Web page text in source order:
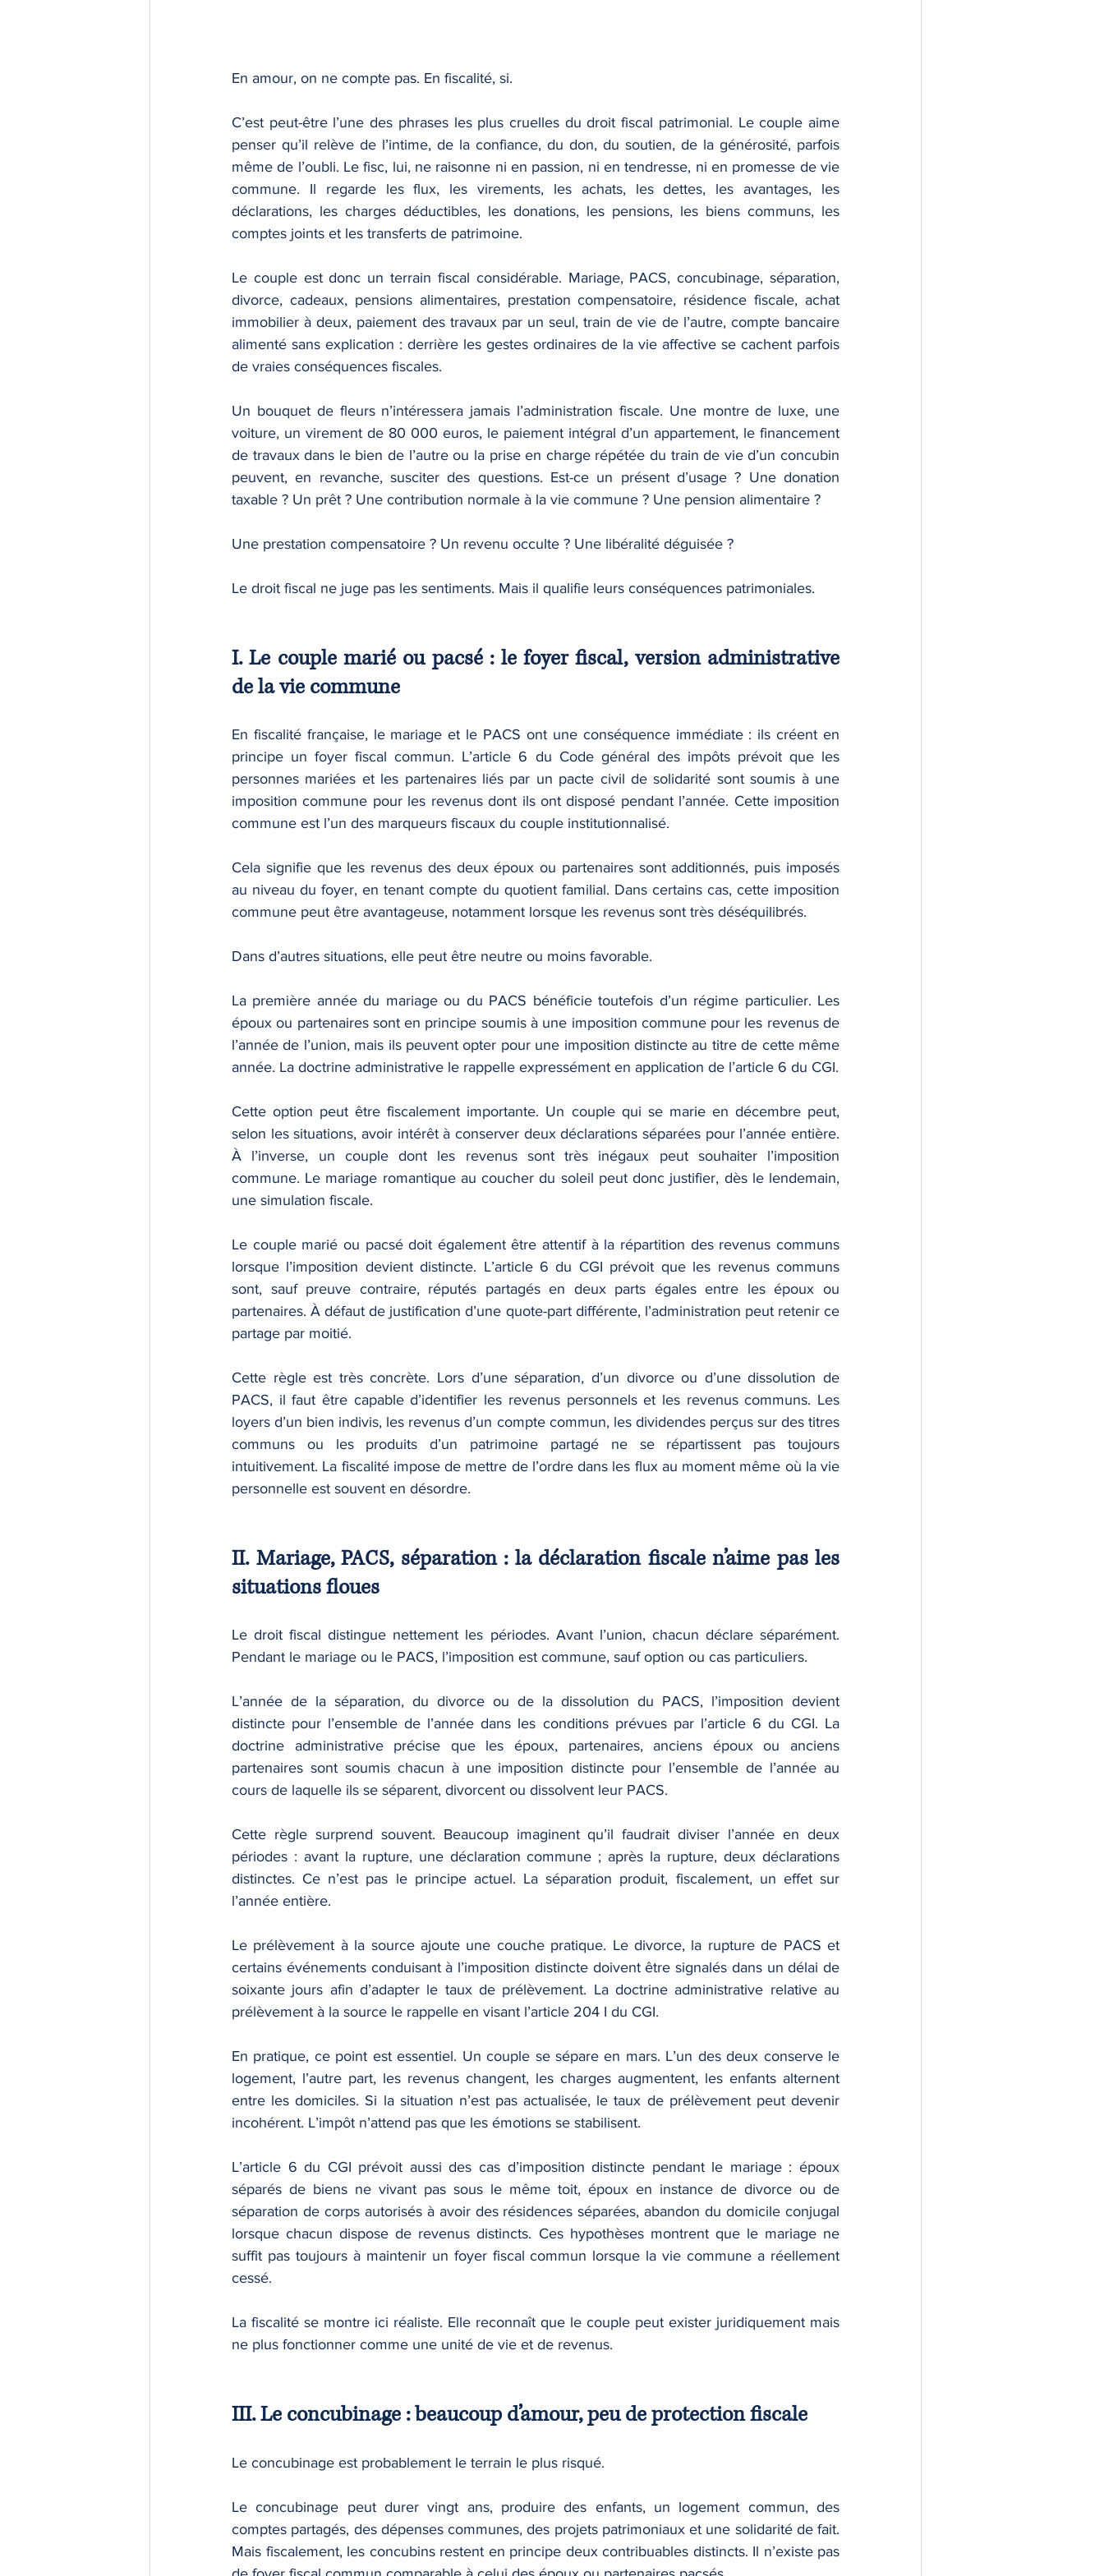
En amour, on ne compte pas. En fiscalité, si.
C’est peut-être l’une des phrases les plus cruelles du droit fiscal patrimonial. Le couple aime
penser qu’il relève de l’intime, de la confiance, du don, du soutien, de la générosité, parfois
même de l’oubli. Le fisc, lui, ne raisonne ni en passion, ni en tendresse, ni en promesse de vie
commune. Il regarde les flux, les virements, les achats, les dettes, les avantages, les
déclarations, les charges déductibles, les donations, les pensions, les biens communs, les
comptes joints et les transferts de patrimoine.
Le couple est donc un terrain fiscal considérable. Mariage, PACS, concubinage, séparation,
divorce, cadeaux, pensions alimentaires, prestation compensatoire, résidence fiscale, achat
immobilier à deux, paiement des travaux par un seul, train de vie de l’autre, compte bancaire
alimenté sans explication : derrière les gestes ordinaires de la vie affective se cachent parfois
de vraies conséquences fiscales.
Un bouquet de fleurs n’intéressera jamais l’administration fiscale. Une montre de luxe, une
voiture, un virement de 80 000 euros, le paiement intégral d’un appartement, le financement
de travaux dans le bien de l’autre ou la prise en charge répétée du train de vie d’un concubin
peuvent, en revanche, susciter des questions. Est-ce un présent d’usage ? Une donation
taxable ? Un prêt ? Une contribution normale à la vie commune ? Une pension alimentaire ?
Une prestation compensatoire ? Un revenu occulte ? Une libéralité déguisée ?
Le droit fiscal ne juge pas les sentiments. Mais il qualifie leurs conséquences patrimoniales.
I. Le couple marié ou pacsé : le foyer fiscal, version administrative
de la vie commune
En fiscalité française, le mariage et le PACS ont une conséquence immédiate : ils créent en
principe un foyer fiscal commun. L’article 6 du Code général des impôts prévoit que les
personnes mariées et les partenaires liés par un pacte civil de solidarité sont soumis à une
imposition commune pour les revenus dont ils ont disposé pendant l’année. Cette imposition
commune est l’un des marqueurs fiscaux du couple institutionnalisé.
Cela signifie que les revenus des deux époux ou partenaires sont additionnés, puis imposés
au niveau du foyer, en tenant compte du quotient familial. Dans certains cas, cette imposition
commune peut être avantageuse, notamment lorsque les revenus sont très déséquilibrés.
Dans d’autres situations, elle peut être neutre ou moins favorable.
La première année du mariage ou du PACS bénéficie toutefois d’un régime particulier. Les
époux ou partenaires sont en principe soumis à une imposition commune pour les revenus de
l’année de l’union, mais ils peuvent opter pour une imposition distincte au titre de cette même
année. La doctrine administrative le rappelle expressément en application de l’article 6 du CGI.
Cette option peut être fiscalement importante. Un couple qui se marie en décembre peut,
selon les situations, avoir intérêt à conserver deux déclarations séparées pour l’année entière.
À l’inverse, un couple dont les revenus sont très inégaux peut souhaiter l’imposition
commune. Le mariage romantique au coucher du soleil peut donc justifier, dès le lendemain,
une simulation fiscale.
Le couple marié ou pacsé doit également être attentif à la répartition des revenus communs
lorsque l’imposition devient distincte. L’article 6 du CGI prévoit que les revenus communs
sont, sauf preuve contraire, réputés partagés en deux parts égales entre les époux ou
partenaires. À défaut de justification d’une quote-part différente, l’administration peut retenir ce
partage par moitié.
Cette règle est très concrète. Lors d’une séparation, d’un divorce ou d’une dissolution de
PACS, il faut être capable d’identifier les revenus personnels et les revenus communs. Les
loyers d’un bien indivis, les revenus d’un compte commun, les dividendes perçus sur des titres
communs ou les produits d’un patrimoine partagé ne se répartissent pas toujours
intuitivement. La fiscalité impose de mettre de l’ordre dans les flux au moment même où la vie
personnelle est souvent en désordre.
II. Mariage, PACS, séparation : la déclaration fiscale n’aime pas les
situations floues
Le droit fiscal distingue nettement les périodes. Avant l’union, chacun déclare séparément.
Pendant le mariage ou le PACS, l’imposition est commune, sauf option ou cas particuliers.
L’année de la séparation, du divorce ou de la dissolution du PACS, l’imposition devient
distincte pour l’ensemble de l’année dans les conditions prévues par l’article 6 du CGI. La
doctrine administrative précise que les époux, partenaires, anciens époux ou anciens
partenaires sont soumis chacun à une imposition distincte pour l’ensemble de l’année au
cours de laquelle ils se séparent, divorcent ou dissolvent leur PACS.
Cette règle surprend souvent. Beaucoup imaginent qu’il faudrait diviser l’année en deux
périodes : avant la rupture, une déclaration commune ; après la rupture, deux déclarations
distinctes. Ce n’est pas le principe actuel. La séparation produit, fiscalement, un effet sur
l’année entière.
Le prélèvement à la source ajoute une couche pratique. Le divorce, la rupture de PACS et
certains événements conduisant à l’imposition distincte doivent être signalés dans un délai de
soixante jours afin d’adapter le taux de prélèvement. La doctrine administrative relative au
prélèvement à la source le rappelle en visant l’article 204 I du CGI.
En pratique, ce point est essentiel. Un couple se sépare en mars. L’un des deux conserve le
logement, l’autre part, les revenus changent, les charges augmentent, les enfants alternent
entre les domiciles. Si la situation n’est pas actualisée, le taux de prélèvement peut devenir
incohérent. L’impôt n’attend pas que les émotions se stabilisent.
L’article 6 du CGI prévoit aussi des cas d’imposition distincte pendant le mariage : époux
séparés de biens ne vivant pas sous le même toit, époux en instance de divorce ou de
séparation de corps autorisés à avoir des résidences séparées, abandon du domicile conjugal
lorsque chacun dispose de revenus distincts. Ces hypothèses montrent que le mariage ne
suffit pas toujours à maintenir un foyer fiscal commun lorsque la vie commune a réellement
cessé.
La fiscalité se montre ici réaliste. Elle reconnaît que le couple peut exister juridiquement mais
ne plus fonctionner comme une unité de vie et de revenus.
III. Le concubinage : beaucoup d’amour, peu de protection fiscale
Le concubinage est probablement le terrain le plus risqué.
Le concubinage peut durer vingt ans, produire des enfants, un logement commun, des
comptes partagés, des dépenses communes, des projets patrimoniaux et une solidarité de fait.
Mais fiscalement, les concubins restent en principe deux contribuables distincts. Il n’existe pas